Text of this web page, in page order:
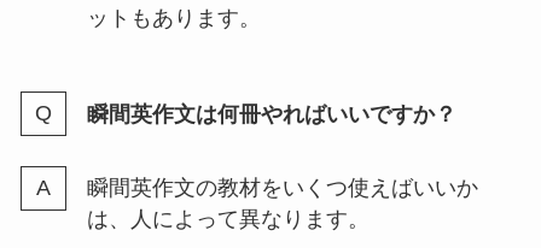
ットもあります。
瞬間英作文は何冊やればいいですか？
瞬間英作文の教材をいくつ使えばいいか
は、人によって異なります。